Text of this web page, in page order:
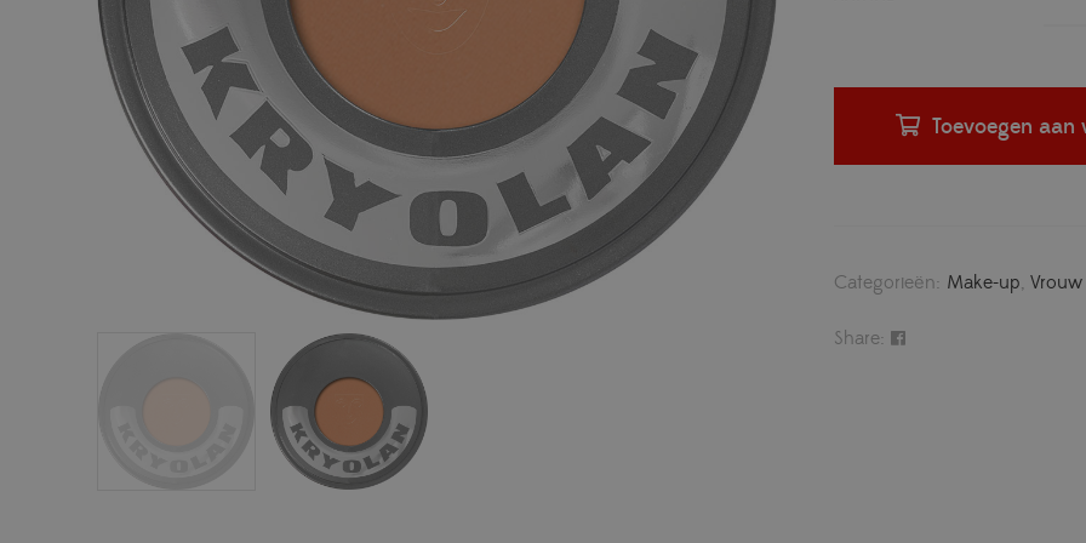
Toevoegen aan
Categorieën: Make-up, Vrouw
Share: